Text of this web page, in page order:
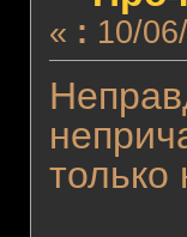
« : 10/
только